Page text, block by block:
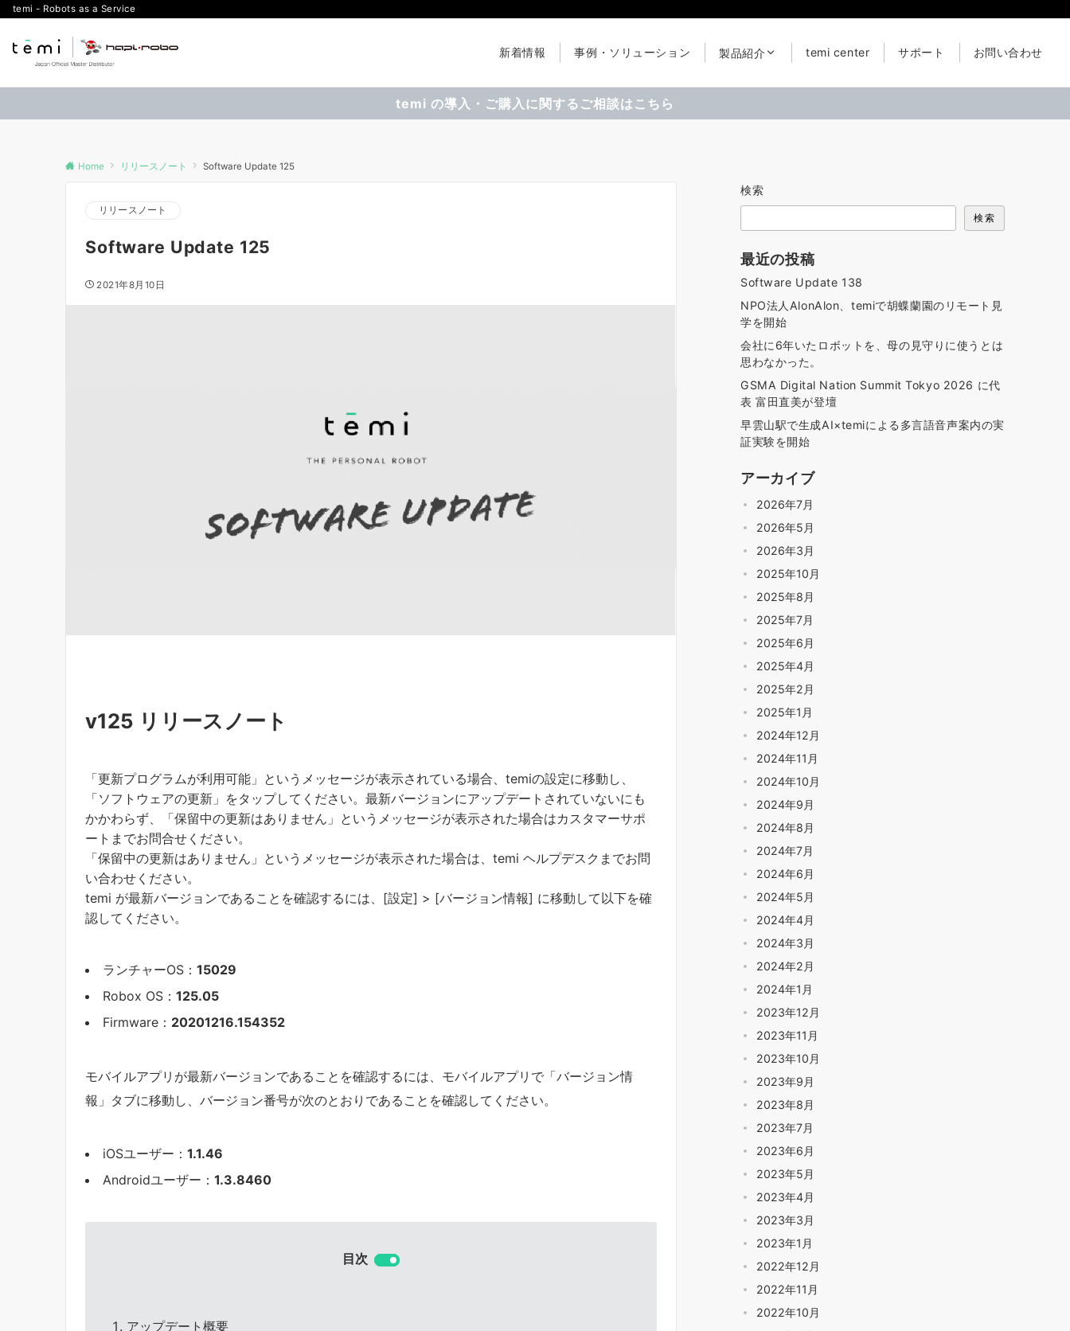
temi - Robots as a Service
新着情報 事例・ソリューション 製品紹介 temi center サポート お問い合わせ
temi の導入・ご購入に関するご相談はこちら
Home リリースノート Software Update 125
リリースノート
Software Update 125
2021年8月10日
v125 リリースノート
「更新プログラムが利用可能」というメッセージが表示されている場合、temiの設定に移動し、
「ソフトウェアの更新」をタップしてください。最新バージョンにアップデートされていないにも
かかわらず、「保留中の更新はありません」というメッセージが表示された場合はカスタマーサポ
ートまでお問合せください。
「保留中の更新はありません」というメッセージが表示された場合は、temi ヘルプデスクまでお問
い合わせください。
temi が最新バージョンであることを確認するには、[設定] > [バージョン情報] に移動して以下を確
認してください。
ランチャーOS： 15029
Robox OS： 125.05
Firmware： 20201216.154352
モバイルアプリが最新バージョンであることを確認するには、モバイルアプリで「バージョン情
報」タブに移動し、バージョン番号が次のとおりであることを確認してください。
iOSユーザー： 1.1.46
Androidユーザー： 1.3.8460
目次
アップデート概要
検索
検索
最近の投稿
Software Update 138
NPO法人AlonAlon、temiで胡蝶蘭園のリモート見
学を開始
会社に6年いたロボットを、母の見守りに使うとは
思わなかった。
GSMA Digital Nation Summit Tokyo 2026 に代
表 富田直美が登壇
早雲山駅で生成AI×temiによる多言語音声案内の実
証実験を開始
アーカイブ
2026年7月
2026年5月
2026年3月
2025年10月
2025年8月
2025年7月
2025年6月
2025年4月
2025年2月
2025年1月
2024年12月
2024年11月
2024年10月
2024年9月
2024年8月
2024年7月
2024年6月
2024年5月
2024年4月
2024年3月
2024年2月
2024年1月
2023年12月
2023年11月
2023年10月
2023年9月
2023年8月
2023年7月
2023年6月
2023年5月
2023年4月
2023年3月
2023年1月
2022年12月
2022年11月
2022年10月